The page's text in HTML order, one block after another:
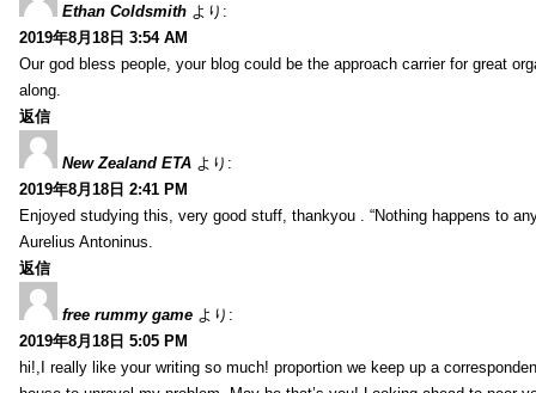
Ethan Coldsmith より:
2019年8月18日 3:54 AM
Our god bless people, your blog could be the approach carrier for great
along.
返信
New Zealand ETA より:
2019年8月18日 2:41 PM
Enjoyed studying this, very good stuff, thankyou . “Nothing happens to
Aurelius Antoninus.
返信
free rummy game より:
2019年8月18日 5:05 PM
hi!,I really like your writing so much! proportion we keep up a